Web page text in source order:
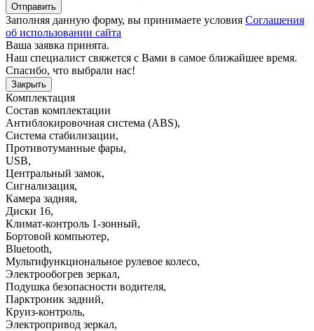
Отправить
Заполняя данную форму, вы принимаете условия Соглашения
об использовании сайта
Ваша заявка принята.
Наш специалист свяжется с Вами в самое ближайшее время.
Спасибо, что выбрали нас!
Закрыть
Комплектация
Состав комплектации
Антиблокировочная система (ABS),
Система стабилизации,
Противотуманные фары,
USB,
Центральный замок,
Сигнализация,
Камера задняя,
Диски 16,
Климат-контроль 1-зонный,
Бортовой компьютер,
Bluetooth,
Мультифункциональное рулевое колесо,
Электрообогрев зеркал,
Подушка безопасности водителя,
Парктроник задний,
Круиз-контроль,
Электропривод зеркал,